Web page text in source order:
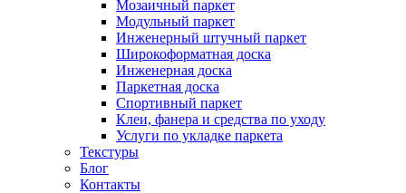
Мозаичный паркет
Модульный паркет
Инженерный штучный паркет
Широкоформатная доска
Инженерная доска
Паркетная доска
Спортивный паркет
Клеи, фанера и средства по уходу
Услуги по укладке паркета
Текстуры
Блог
Контакты